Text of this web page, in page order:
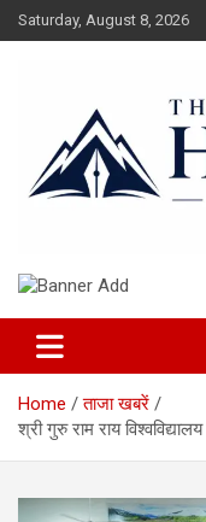
Skip
to
Saturday, August 8, 2026
The Hillpost
Home
ताजा खबरें
श्री गुरु राम राय